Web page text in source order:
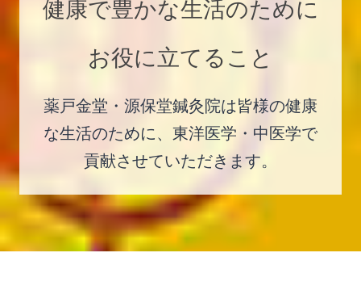
健康で豊かな生活のために
お役に立てること
薬戸金堂・源保堂鍼灸院は皆様の健康
な生活のために、東洋医学・中医学で
貢献させていただきます。